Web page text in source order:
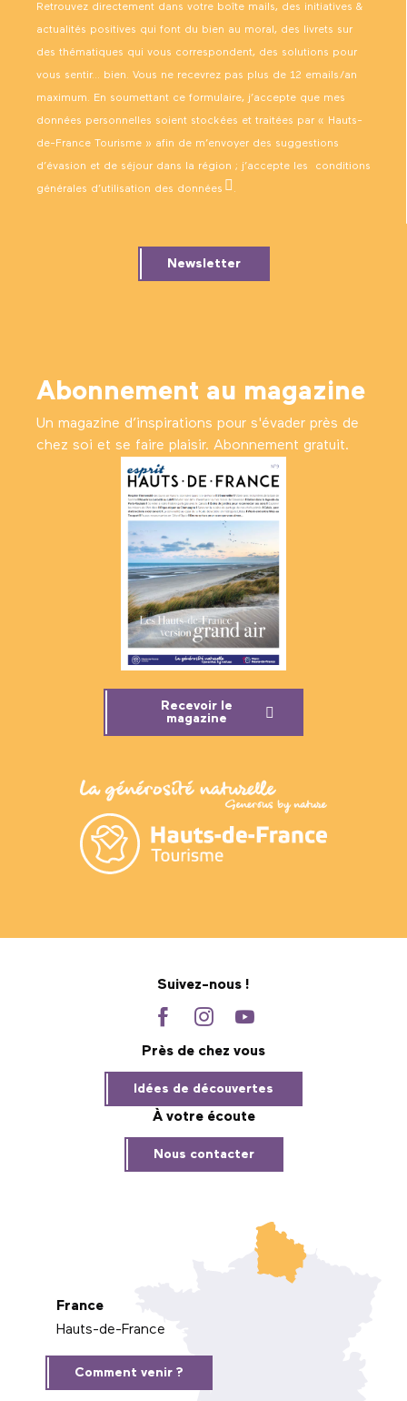
Retrouvez directement dans votre boîte mails, des initiatives &
actualités positives qui font du bien au moral, des livrets sur
des thématiques qui vous correspondent, des solutions pour
vous sentir… bien. Vous ne recevrez pas plus de 12 emails/an
maximum. En soumettant ce formulaire, j’accepte que mes
données personnelles soient stockées et traitées par « Hauts-
de-France Tourisme » afin de m’envoyer des suggestions
d’évasion et de séjour dans la région ; j’accepte les conditions
générales d’utilisation des données .
Newsletter
Abonnement au magazine
Un magazine d’inspirations pour s'évader près de
chez soi et se faire plaisir. Abonnement gratuit.
Recevoir le
magazine
Suivez-nous !
Près de chez vous
Idées de découvertes
À votre écoute
Nous contacter
France
Hauts-de-France
Comment venir ?